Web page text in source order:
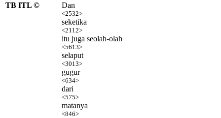
TB ITL © Dan
<2532>
seketika
<2112>
itu juga seolah-olah
<5613>
selaput
<3013>
gugur
<634>
dari
<575>
matanya
<846>